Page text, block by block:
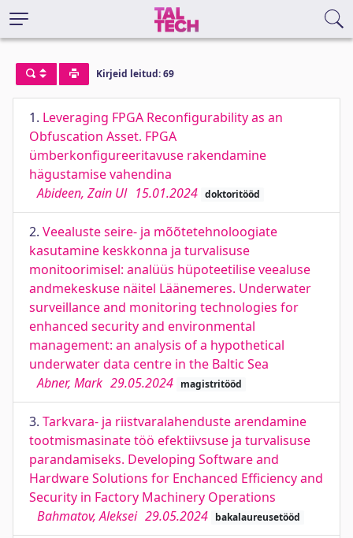
Kirjeid leitud: 69
1. Leveraging FPGA Reconfigurability as an
Obfuscation Asset. FPGA
ümberkonfigureeritavuse rakendamine
hägustamise vahendina
Abideen, Zain Ul 15.01.2024 doktoritööd
2. Veealuste seire- ja mõõtetehnoloogiate
kasutamine keskkonna ja turvalisuse
monitoorimisel: analüüs hüpoteetilise veealuse
andmekeskuse näitel Läänemeres. Underwater
surveillance and monitoring technologies for
enhanced security and environmental
management: an analysis of a hypothetical
underwater data centre in the Baltic Sea
Abner, Mark 29.05.2024 magistritööd
3. Tarkvara- ja riistvaralahenduste arendamine
tootmismasinate töö efektiivsuse ja turvalisuse
parandamiseks. Developing Software and
Hardware Solutions for Enchanced Efficiency and
Security in Factory Machinery Operations
Bahmatov, Aleksei 29.05.2024 bakalaureusetööd